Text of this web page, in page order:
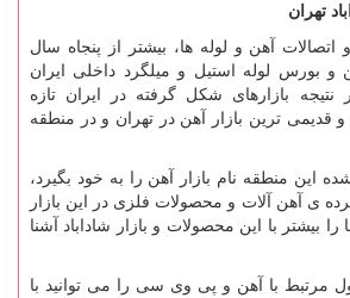
تهران
آهن و لوله ها، بیشتر از پنجاه سال
و بورس لوله استیل و میلگرد داخلی ایران
بازارهای شکل گرفته در ایران تازه
قدیمی ترین بازار آهن در تهران و در منطقه
این منطقه نام بازار آهن را به خود بگیرد،
ی آهن آلات و محصولات فلزی در این بازار
بیشتر با این محصولات و بازار شاداباد آشنا
مرتبط با آهن و پی وی سی را می توانید با